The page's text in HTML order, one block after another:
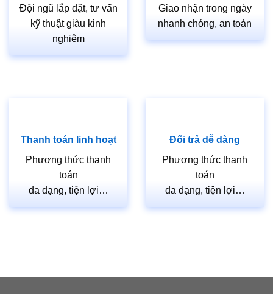
Hotline 4:
0826.901.901
Email:sales.saigondoor@gmail.com
CSKH 24/7: 028.37.712.989
511 Lê Văn Lương, P. Tân Phong, Quận 7, TP.HCM
Hotline: 0818.400.400
*SHOWROOM QUẬN 9, HCM
535 Đỗ Xuân Hợp, P. Phước Long B, Quận 9,
TP.HCM
Đội ngũ lắp đặt, tư vấn
kỹ thuật giàu kinh
nghiệm
Giao nhận trong ngày
nhanh chóng, an toàn
Thanh toán linh hoạt
Phương thức thanh
toán
đa dạng, tiện lợi…
Đổi trả dễ dàng
Phương thức thanh
toán
đa dạng, tiện lợi…